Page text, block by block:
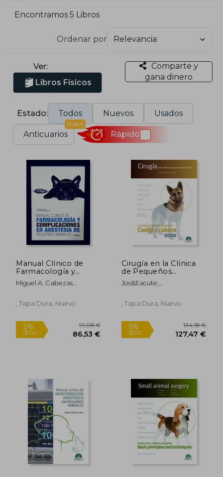
Encontramos 5 Libros
Ordenar por
Ver:
Libros Físicos
Comparte y
gana dinero
Estado: Todos Nuevos Usados
Anticuarios
Nuevo
Rápido
Manual Clínico de
Farmacología y
Complicaciones en
Anestesia de
Miguel A. Cabezas
S&Aacute;Ndez Cordero
, Tapa Dura, Nuevo
5%
86,53 €
Cirugía en la Clínica
de Pequeños
Animales. Cabeza y
Cuello. Volumen ii -
Editorial Servet
Jos&Eacute;
G&Oacute;Mez
, Tapa Dura, Nuevo
5%
dcto.